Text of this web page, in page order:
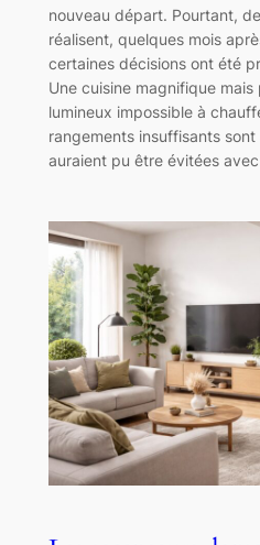
nouveau départ. Pourtant,
réalisent, quelques mois
certaines décisions ont été
Une cuisine magnifique
lumineux impossible à
rangements insuffisants sont
auraient pu être évitées